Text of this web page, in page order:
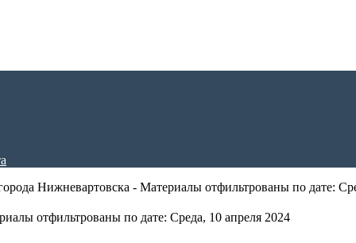
Нижневартовска - Материалы отфильтрованы по дате:
отфильтрованы по дате: Среда, 10 апреля 2024